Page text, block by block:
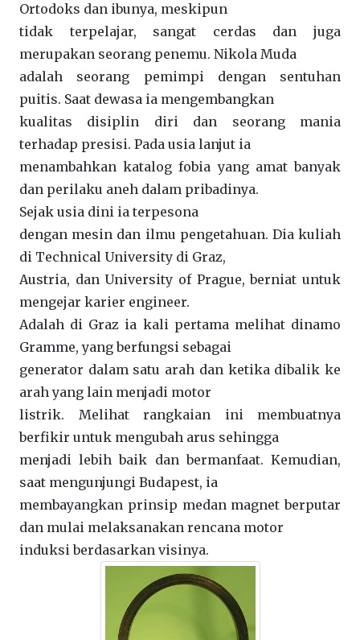
Ortodoks dan ibunya, meskipun
tidak terpelajar, sangat cerdas dan juga
merupakan seorang penemu. Nikola Muda
adalah seorang pemimpi dengan sentuhan
puitis. Saat dewasa ia mengembangkan
kualitas disiplin diri dan seorang mania
terhadap presisi. Pada usia lanjut ia
menambahkan katalog fobia yang amat banyak
dan perilaku aneh dalam pribadinya.
Sejak usia dini ia terpesona
dengan mesin dan ilmu pengetahuan. Dia kuliah
di Technical University di Graz,
Austria, dan University of Prague, berniat untuk
mengejar karier engineer.
Adalah di Graz ia kali pertama melihat dinamo
Gramme, yang berfungsi sebagai
generator dalam satu arah dan ketika dibalik ke
arah yang lain menjadi motor
listrik. Melihat rangkaian ini membuatnya
berfikir untuk mengubah arus sehingga
menjadi lebih baik dan bermanfaat. Kemudian,
saat mengunjungi Budapest, ia
membayangkan prinsip medan magnet berputar
dan mulai melaksanakan rencana motor
induksi berdasarkan visinya.